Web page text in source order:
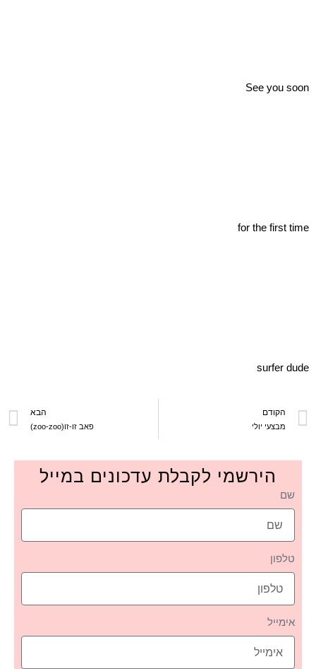
See you soon
for the first time
surfer dude
הקודם
מבצעי יולי
הבא
פאב זו-זו(zoo-zoo)
הירשמי לקבלת עדכונים במייל
שם
טלפון
אימייל